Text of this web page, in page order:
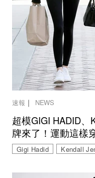
速報 ｜ NEWS
超模GIGI HADID、
牌來了！運動這樣
Gigi Hadid Kendall